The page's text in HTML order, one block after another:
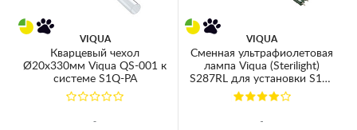
VIQUA
Кварцевый чехол
Ø20x330мм Viqua QS-001 к
системе S1Q-PA
VIQUA
Сменная ультрафиолетовая
лампа Viqua (Sterilight)
S287RL для установки S1Q-
PA, SSM-14, SC2.5